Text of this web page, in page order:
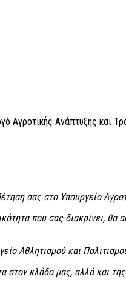
Αγροτικής Ανάπτυξης και
σας στο Υπουργείο
που σας διακρίνει,
Αθλητισμού και
στον κλάδο μας, αλλά και